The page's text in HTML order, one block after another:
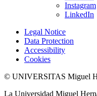
Instagram
LinkedIn
Legal Notice
Data Protection
Accessibility
Cookies
© UNIVERSITAS Miguel
La Universidad Miguel